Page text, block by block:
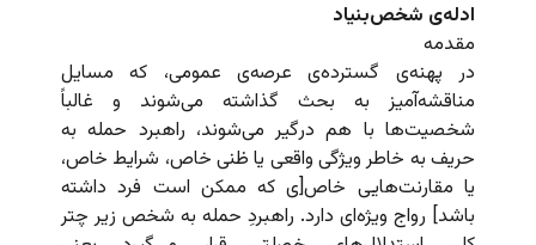
ادله‌ی شخص‌بنیاد
مقدمه
در پهنه‌ی گسترده‌ی عرصه‌ی عمومی، که مسایل
مناقشه‌آمیز به بحث گذاشته می‌شوند و غالباً
شخصیت‌‌ها با هم درگیر می‌شوند، راهبرد حمله به
حریف به خاطر ویژگی واقعی یا ظنی خاص، شرایط خاص،
یا مقارنت‌هایی خاص[ی که ممکن است فرد داشته
باشد] رواج ویژه‌ای دارد. راهبردِ حمله به شخص زیر چتر